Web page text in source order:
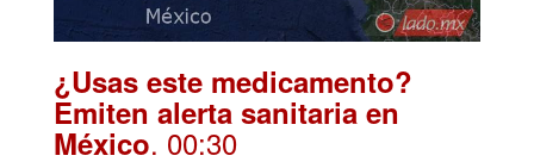
¿Usas este medicamento?
Emiten alerta sanitaria en
México. 00:30